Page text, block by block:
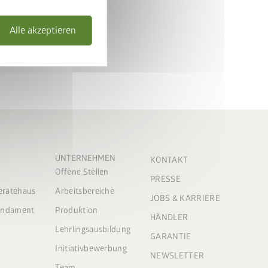
Alle akzeptieren
UNTERNEHMEN
Offene Stellen
Arbeitsbereiche
Produktion
Lehrlingsausbildung
Initiativbewerbung
KONTAKT
PRESSE
JOBS & KARRIERE
HÄNDLER
GARANTIE
NEWSLETTER